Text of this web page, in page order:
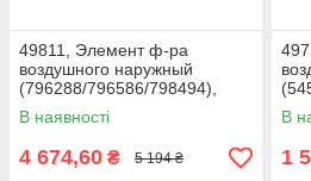
49811, Элемент ф-ра
воздушного наружный
(796288/796586/798494),
Lex440/460/540/560/570,
Xer3300
В наявності
4 674,60 ₴ 5 194 ₴
В
1